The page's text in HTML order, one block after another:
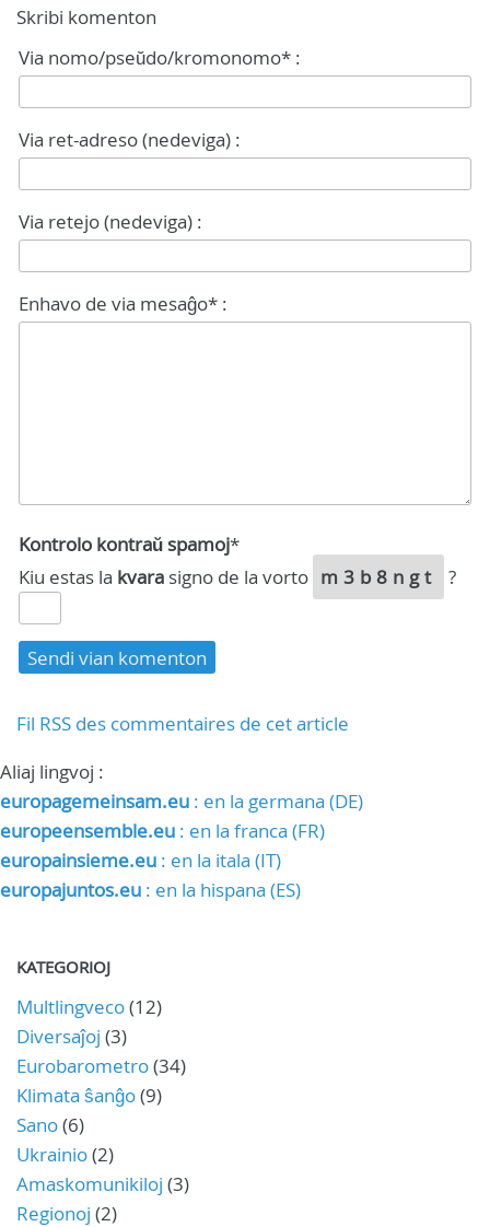
Skribi komenton
Via nomo/pseŭdo/kromonomo* :
Via ret-adreso (nedeviga) :
Via retejo (nedeviga) :
Enhavo de via mesaĝo* :
Kontrolo kontraŭ spamoj*
Kiu estas la kvara signo de la vorto m3b8ngt ?
Fil RSS des commentaires de cet article
Aliaj lingvoj :
europagemeinsam.eu : en la germana (DE)
europeensemble.eu : en la franca (FR)
europainsieme.eu : en la itala (IT)
europajuntos.eu : en la hispana (ES)
KATEGORIOJ
Multlingveco(12)
Diversaĵoj (3)
Eurobarometro(34)
Klimata ŝanĝo(9)
Sano(6)
Ukrainio(2)
Amaskomunikiloj (3)
Regionoj (2)